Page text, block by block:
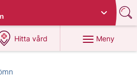
Hitta vård
på 1177.se
Meny